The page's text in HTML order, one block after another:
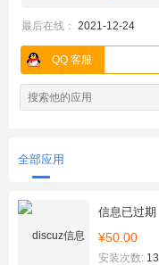
最后在线： 2021-12-24
QQ 客服
全部应用
信息已过期
¥50.00
安装次数: 13